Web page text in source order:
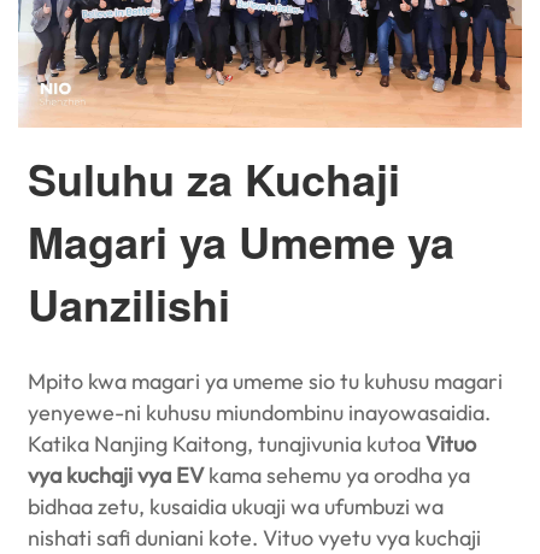
Suluhu za Kuchaji
Magari ya Umeme ya
Uanzilishi
Mpito kwa magari ya umeme sio tu kuhusu magari
yenyewe-ni kuhusu miundombinu inayowasaidia.
Katika Nanjing Kaitong, tunajivunia kutoaVituo
vya kuchaji vya EVkama sehemu ya orodha ya
bidhaa zetu, kusaidia ukuaji wa ufumbuzi wa
nishati safi duniani kote. Vituo vyetu vya kuchaji